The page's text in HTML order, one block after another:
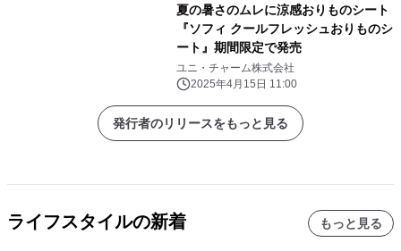
夏の暑さのムレに涼感おりものシート
『ソフィ クールフレッシュおりものシ
ート』期間限定で発売
ユニ・チャーム株式会社
2025年4月15日 11:00
発行者のリリースをもっと見る
ライフスタイルの新着 もっと見る